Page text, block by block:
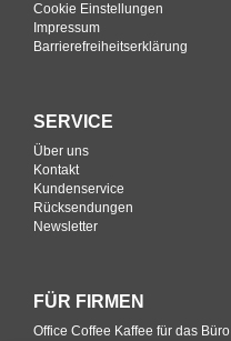
Cookie Einstellungen
Impressum
Barrierefreiheitserklärung
SERVICE
Über uns
Kontakt
Kundenservice
Rücksendungen
Newsletter
FÜR FIRMEN
Office Coffee Kaffee für das Büro